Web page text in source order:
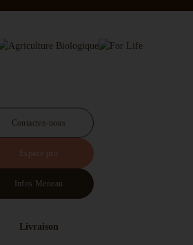
Livraison
Contactez-nous
Espace pro
Infos Meneau